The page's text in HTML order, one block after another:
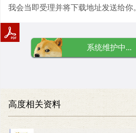
我会当即受理并将下载地址发送给你。
系统维护中...
高度相关资料